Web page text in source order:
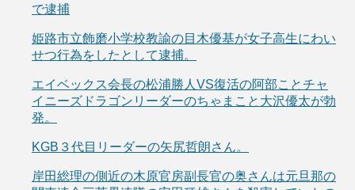
で逮捕
姫路市立飾磨小学校教諭の目木優基が女子高生にわい
せつ行為をしたとして逮捕。
エイベックス会長の松浦勝人VS復活の阿部ことチャ
イニーズドラゴンリーダーのちゃまこと大沢優太が勃
発。
KGB３代目リーダーの矢尻哲朗さん。
岸田総理の側近の木原官房副長官の奥さんは元旦那の